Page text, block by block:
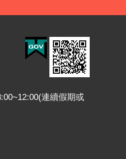
連續假期或